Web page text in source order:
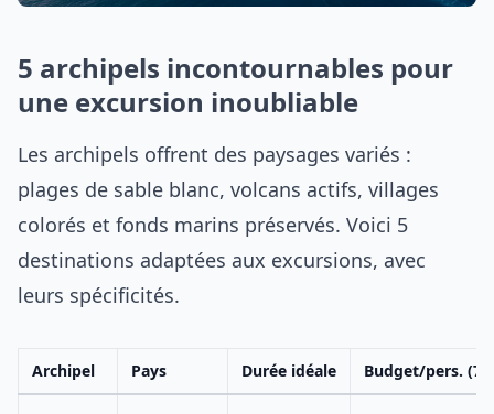
5 archipels incontournables pour
une excursion inoubliable
Les archipels offrent des paysages variés :
plages de sable blanc, volcans actifs, villages
colorés et fonds marins préservés. Voici 5
destinations adaptées aux excursions, avec
leurs spécificités.
Archipel Pays Durée idéale Budget/pers. (7